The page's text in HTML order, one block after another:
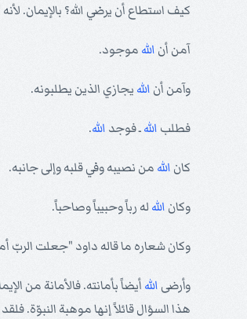
كيف استطاع أن يرضي الله؟ بالإيمان.
آمن أن الله موجود.
وآمن أن الله يجازي الذين يطلبونه.
فطلب اللهـ فوجد الله.
كان الله من نصيبه وفي قلبه وإلى جانبه.
وكان الله له رباً وحبيباً وصاحباً.
وكان شعاره ما قاله داود "جعلت الربّ
وأرضى الله أيضاً بأمانته. فالأمانة من